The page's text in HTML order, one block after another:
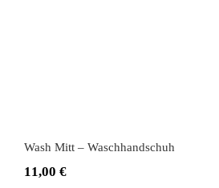
Wash Mitt – Waschhandschuh
11,00 €